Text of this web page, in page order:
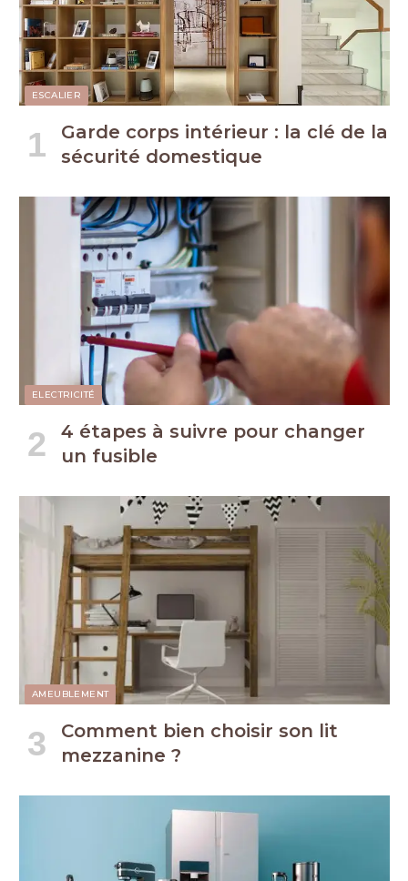
ESCALIER
Garde corps intérieur : la clé de la
sécurité domestique
ELECTRICITÉ
4 étapes à suivre pour changer
un fusible
AMEUBLEMENT
Comment bien choisir son lit
mezzanine ?